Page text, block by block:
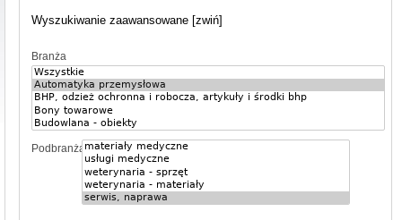
Wyszukiwanie zaawansowane [zwiń]
Branża
Podbranża